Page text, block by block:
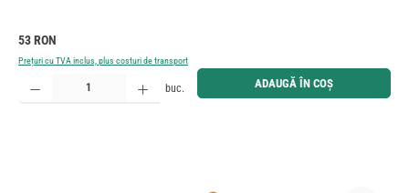
Preț obișnuit:
53 RON
Prețuri cu TVA inclus, plus costuri de transport
Cantitate produs: Introduceți cantitatea dorită sau utilizați butoanele pentru a mări sau micșora
buc. ADAUGĂ ÎN COȘ